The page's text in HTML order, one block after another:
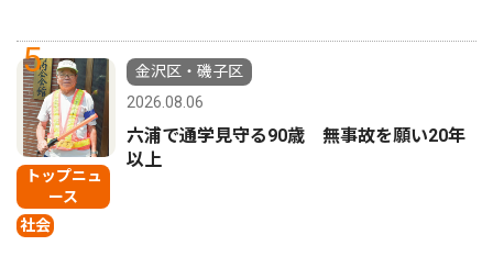
5
トップニュ
ース
社会
金沢区・磯子区
2026.08.06
六浦で通学見守る90歳 無事故を願い20年
以上